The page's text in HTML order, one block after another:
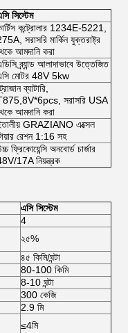
সিস্টেম
কন্ট্রোলার 1234E-5221,
সরাসরি মার্কিন যুক্তরাষ্ট্র
আমদানি করা
ব্র্যান্ড আলাদাভাবে উত্তেজিত
মোটর 48V 5kw
ব্যাটারি,
সরাসরি USA
আমদানি করা
GRAZIANO এক্সেল
রেশন 1:16 সহ
ফ্রিকোয়েন্সি অনবোর্ড চার্জার
17A নিয়ন্ত্রক
এসি সিস্টেম
4
২৫%
৪৫ কিমি/ঘন্টা
80-100 কিমি
8-10 ঘন্টা
300 কেজি
2.9 মি
≤4মি